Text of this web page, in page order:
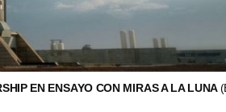
EN ENSAYO CON MIRAS A LA LUNA